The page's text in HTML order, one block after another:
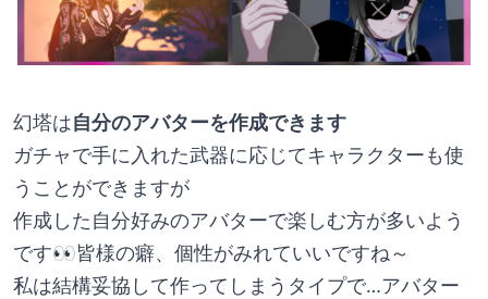
幻塔は自分のアバターを作成できます
ガチャで手に入れた武器に応じてキャラクターも使
うことができますが
作成した自分好みのアバターで楽しむ方が多いよう
です👀皆様の癖、個性がみれていいですね～
私は結構妥協して作ってしまうタイプで…アバター